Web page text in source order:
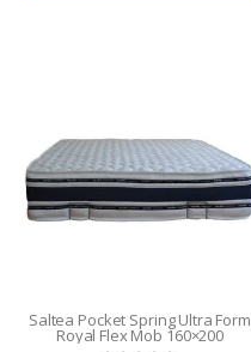
Saltea Pocket Spring Ultra Form
Royal Flex Mob 160×200